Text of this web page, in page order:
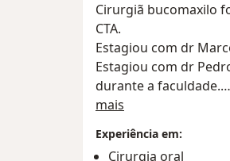
Cirurgiã bucomaxilo
CTA.
Estagiou com dr
Estagiou com dr
durante a faculdade.
Estagio em
Estagiou com Dra
administradora da
mais
Experiência em:
Cirurgia oral